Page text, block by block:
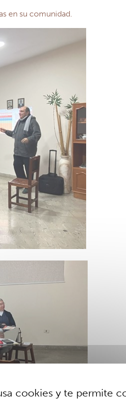
cookies y te permite
en su comunidad.